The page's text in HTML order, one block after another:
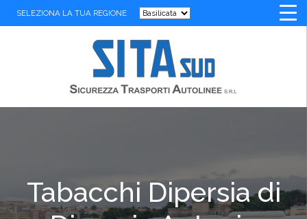
SELEZIONA LA TUA REGIONE
Tabacchi Dipersia di